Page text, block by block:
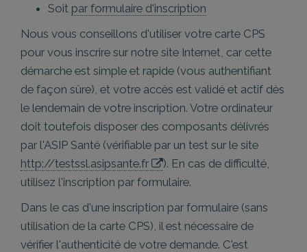
Soit par formulaire d'inscription
Nous vous conseillons d'utiliser votre carte CPS
pour vous inscrire sur notre site Internet, car cette
démarche est simple et rapide (vous authentifiant
de façon sûre), et votre accès est validé et actif dès
le lendemain de votre inscription. Votre ordinateur
doit toutefois disposer des composants délivrés
par l'ASIP Santé (vérifiable par un test sur le site
http://testssl.asipsante.fr
). En cas de difficulté,
utilisez l'inscription par formulaire.
Dans le cas d'une inscription par formulaire (sans
utilisation de la carte CPS), il est nécessaire de
vérifier l'authenticité de votre demande. C'est